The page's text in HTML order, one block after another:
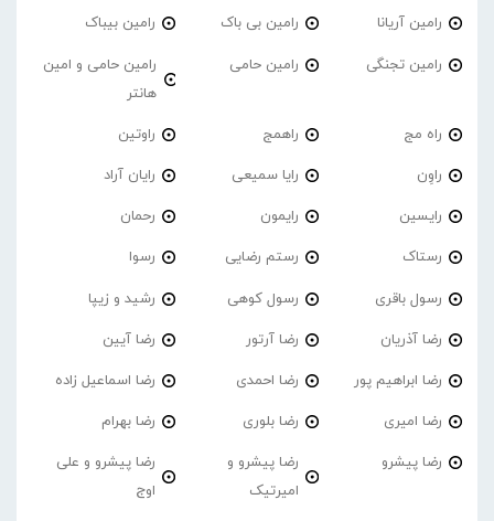
رامین آریانا رامین بی باک رامین بیباک
رامین تجنگی رامین حامی
رامین حامی و امین
هانتر
راه مج راهمج راوتین
راوِن رایا سمیعی رایان آراد
رایسین رایمون رحمان
رستاک رستم رضایی رسوا
رسول باقری رسول کوهی رشید و زیپا
رضا آذریان رضا آرتور رضا آیین
رضا ابراهیم پور رضا احمدی رضا اسماعیل زاده
رضا امیری رضا بلوری رضا بهرام
رضا پیشرو
رضا پیشرو و
امیرتیک
رضا پیشرو و علی
اوج